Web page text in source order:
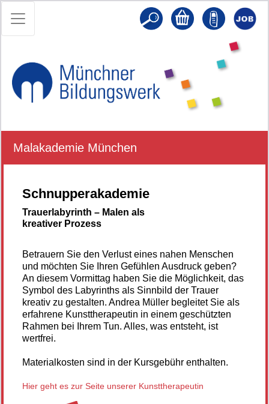
Malakademie München
Schnupperakademie
Trauerlabyrinth – Malen als
kreativer Prozess
Betrauern Sie den Verlust eines nahen Menschen
und möchten Sie Ihren Gefühlen Ausdruck geben?
An diesem Vormittag haben Sie die Möglichkeit, das
Symbol des Labyrinths als Sinnbild der Trauer
kreativ zu gestalten. Andrea Müller begleitet Sie als
erfahrene Kunsttherapeutin in einem geschützten
Rahmen bei Ihrem Tun. Alles, was entsteht, ist
wertfrei.
Materialkosten sind in der Kursgebühr enthalten.
Hier geht es zur Seite unserer Kunsttherapeutin